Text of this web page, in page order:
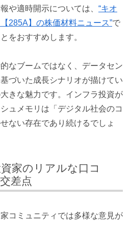
や適時開示については、 “キオ
285A】の株価材料ニュース”で
をおすすめします。
なブームではなく、データセン
づいた成長シナリオが描けてい
きな魅力です。インフラ投資が
ュメモリは「デジタル社会のコ
ない存在であり続けるでしょ
家のリアルな口コ
差点
コミュニティでは多様な意見が